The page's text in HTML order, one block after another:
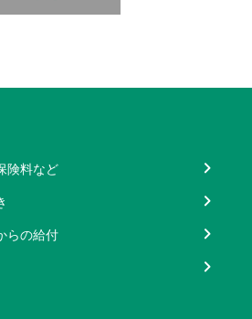
険料など
らの給付